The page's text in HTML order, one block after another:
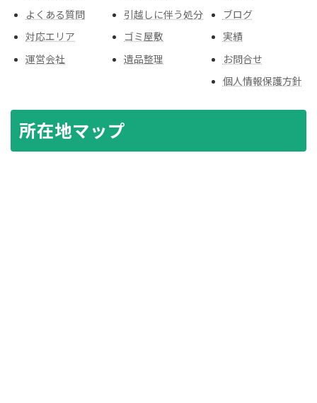
よくある質問
対応エリア
運営会社
引越しに伴う処分
ゴミ屋敷
遺品整理
ブログ
実績
お問合せ
個人情報保護方針
所在地マップ